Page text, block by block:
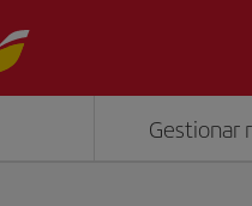
Gestionar